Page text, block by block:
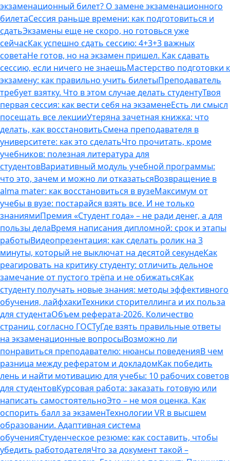
экзаменационный билет? О замене экзаменационного
билетаСессия раньше времени: как подготовиться и
сдатьЭкзамены еще не скоро, но готовься уже
сейчасКак успешно сдать сессию: 4+3+3 важных
советаНе готов, но на экзамен пришел. Как сдавать
сессию, если ничего не знаешьМастерство подготовки к
экзамену: как правильно учить билетыПреподаватель
требует взятку. Что в этом случае делать студентуТвоя
первая сессия: как вести себя на экзаменеЕсть ли смысл
посещать все лекцииУтеряна зачетная книжка: что
делать, как восстановитьСмена преподавателя в
университете: как это сделатьЧто прочитать, кроме
учебников: полезная литература для
студентовВариативный модуль учебной программы:
что это, зачем и можно ли отказатьсяВозвращение в
alma mater: как восстановиться в вузеМаксимум от
учебы в вузе: постарайся взять все. И не только
знаниямиПремия «Студент года» – не ради денег, а для
пользы делаВремя написания дипломной: срок и этапы
работыВидеопрезентация: как сделать ролик на 3
минуты, который не выключат на десятой секундеКак
реагировать на критику студенту: отличить дельное
замечание от пустого трёпа и не обижатьсяКак
студенту получать новые знания: методы эффективного
обучения, лайфхакиТехники сторителлинга и их польза
для студентаОбъем реферата-2026. Количество
страниц, согласно ГОСТуГде взять правильные ответы
на экзаменационные вопросыВозможно ли
понравиться преподавателю: нюансы поведенияВ чем
разница между рефератом и докладомКак победить
лень и найти мотивацию для учебы: 10 рабочих советов
для студентовКурсовая работа: заказать готовую или
написать самостоятельноЭто – не моя оценка. Как
оспорить балл за экзаменТехнологии VR в высшем
образовании. Адаптивная система
обученияСтуденческое резюме: как составить, чтобы
убедить работодателяЧто за документ такой –